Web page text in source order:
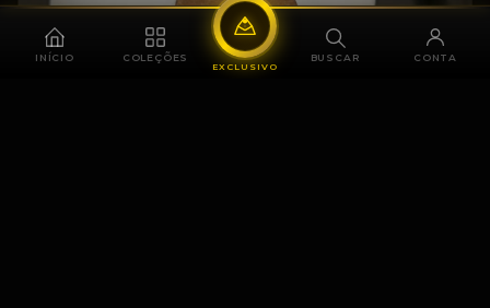
INÍCIO COLEÇÕES
EXCLUSIVO
BUSCAR CONTA